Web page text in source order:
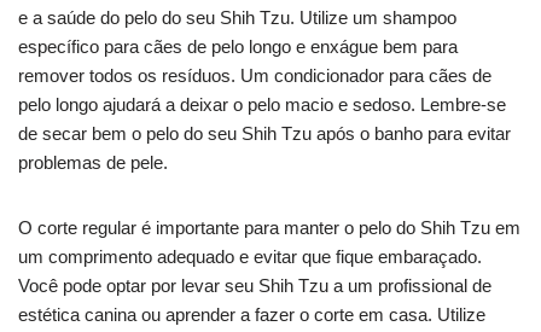
e a saúde do pelo do seu Shih Tzu. Utilize um shampoo
específico para cães de pelo longo e enxágue bem para
remover todos os resíduos. Um condicionador para cães de
pelo longo ajudará a deixar o pelo macio e sedoso. Lembre-se
de secar bem o pelo do seu Shih Tzu após o banho para evitar
problemas de pele.
O corte regular é importante para manter o pelo do Shih Tzu em
um comprimento adequado e evitar que fique embaraçado.
Você pode optar por levar seu Shih Tzu a um profissional de
estética canina ou aprender a fazer o corte em casa. Utilize